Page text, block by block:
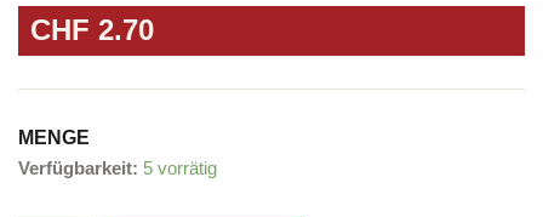
CHF 2.70
MENGE
Verfügbarkeit: 5 vorrätig
"Horváth